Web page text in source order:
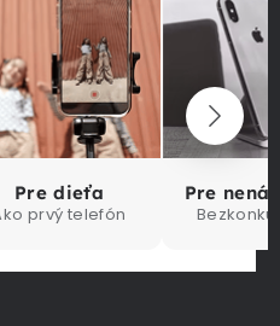
Pre dieťa
prvý telefón
Pre